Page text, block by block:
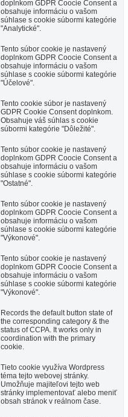
doplnkom GDPR Coocie Consent a
obsahuje informáciu o vašom
súhlase s cookie súbormi kategórie
"Analytické".
Tento súbor cookie je nastavený
doplnkom GDPR Coocie Consent a
obsahuje informáciu o vašom
súhlase s cookie súbormi kategórie
"Účelové".
Tento cookie súbor je nastavený
GDPR Cookie Consent doplnkom.
Obsahuje váš súhlas s cookie
súbormi kategórie "Dôležité".
Tento súbor cookie je nastavený
doplnkom GDPR Coocie Consent a
obsahuje informáciu o vašom
súhlase s cookie súbormi kategórie
"Ostatné".
Tento súbor cookie je nastavený
doplnkom GDPR Coocie Consent a
obsahuje informáciu o vašom
súhlase s cookie súbormi kategórie
"Výkonové".
Tento súbor cookie je nastavený
doplnkom GDPR Coocie Consent a
obsahuje informáciu o vašom
súhlase s cookie súbormi kategórie
"Výkonové".
Records the default button state of
the corresponding category & the
status of CCPA. It works only in
coordination with the primary
cookie.
Tieto cookie využíva Wordpress
téma tejto webovej stránky.
Umožňuje majiteľovi tejto web
stránky implementovať alebo meniť
obsah stránok v reálnom čase.